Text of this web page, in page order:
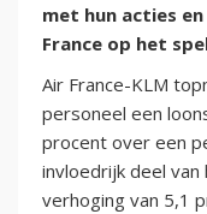
met hun acties
France op het
Air France-KLM
personeel een
procent over een
invloedrijk deel
verhoging van 5,1